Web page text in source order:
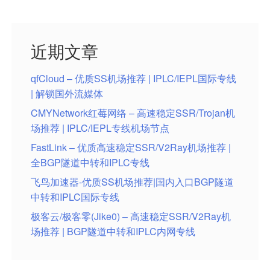
近期文章
qfCloud – 优质SS机场推荐 | IPLC/IEPL国际专线
| 解锁国外流媒体
CMYNetwork红莓网络 – 高速稳定SSR/Trojan机
场推荐 | IPLC/IEPL专线机场节点
FastLink – 优质高速稳定SSR/V2Ray机场推荐 |
全BGP隧道中转和IPLC专线
飞鸟加速器-优质SS机场推荐|国内入口BGP隧道
中转和IPLC国际专线
极客云/极客零(Jike0) – 高速稳定SSR/V2Ray机
场推荐 | BGP隧道中转和IPLC内网专线